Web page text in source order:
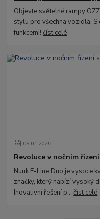
Objevte světelné rampy
stylu pro všechna vozidla.
funkcemi!číst celé
09.01.2025
Revoluce v nočním
Nuuk E-Line Duo je vysoce
značky, který nabízí vysoký
Inovativní řešení p...číst celé